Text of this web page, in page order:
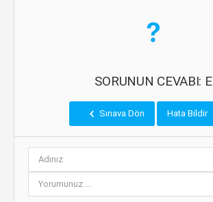
SORUNUN CEVABI: E
Sınava Dön Hata Bildir